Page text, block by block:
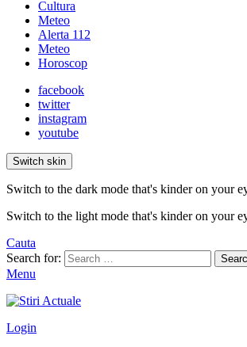
Cultura
Meteo
Alerta 112
Meteo
Horoscop
facebook
twitter
instagram
youtube
Switch skin
Switch to the dark mode that's kinder on your
Switch to the light mode that's kinder on your
Cauta
Search for:
Menu
Login